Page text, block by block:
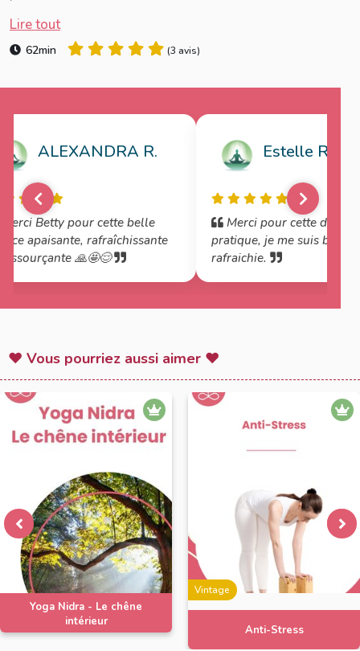
Lire tout
62min (3 avis)
ALEXANDRA R.
Betty pour cette belle
apaisante, rafraîchissante
🙏🤩😌
Estelle R.
Merci pour cette douce
pratique, je me suis bien
rafraichie.
♥ Vous pourriez aussi aimer ♥
Yoga Nidra - Le chêne
intérieur
Vintage
Anti-Stress